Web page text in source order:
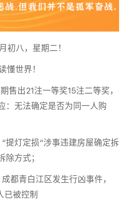
初八，星期二！
懂世界！
售出21注一等奖15注二等奖，
：无法确定是否为同一人购
提灯定损“涉事违建房屋确定拆
除方式；
都青白江区发生行凶事件，
已被控制